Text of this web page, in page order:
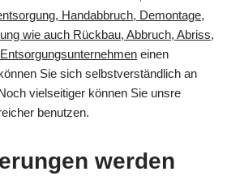
Handabbruch, Demontage,
wie auch Rückbau, Abbruch, Abriss,
einen
Sie sich selbstverständlich an
vielseitiger können Sie unsre
benutzen.
werden